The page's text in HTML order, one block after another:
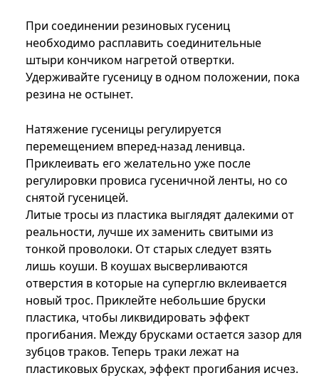
При соединении резиновых гусениц
необходимо расплавить соединительные
штыри кончиком нагретой отвертки.
Удерживайте гусеницу в одном положении, пока
резина не остынет.
Натяжение гусеницы регулируется
перемещением вперед-назад ленивца.
Приклеивать его желательно уже после
регулировки провиса гусеничной ленты, но со
снятой гусеницей.
Литые тросы из пластика выглядят далекими от
реальности, лучше их заменить свитыми из
тонкой проволоки. От старых следует взять
лишь коуши. В коушах высверливаются
отверстия в которые на суперглю вклеивается
новый трос. Приклейте небольшие бруски
пластика, чтобы ликвидировать эффект
прогибания. Между брусками остается зазор для
зубцов траков. Теперь траки лежат на
пластиковых брусках, эффект прогибания исчез.